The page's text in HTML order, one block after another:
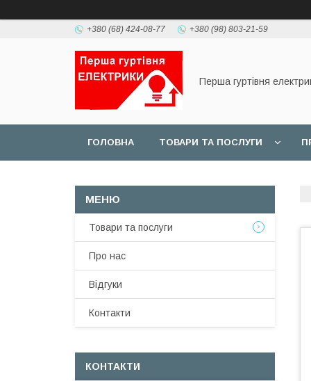
+380 (68) 424-08-77 +380 (98) 803-21-59
Перша гуртівня
ГОЛОВНА ТОВАРИ ТА ПОСЛУГИ
Товари та послуги
Про нас
Відгуки
Контакти
КОНТАКТИ